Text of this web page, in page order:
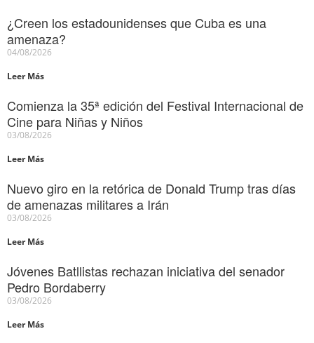
¿Creen los estadounidenses que Cuba es una
amenaza?
04/08/2026
Leer Más
Comienza la 35ª edición del Festival Internacional de
Cine para Niñas y Niños
03/08/2026
Leer Más
Nuevo giro en la retórica de Donald Trump tras días
de amenazas militares a Irán
03/08/2026
Leer Más
Jóvenes Batllistas rechazan iniciativa del senador
Pedro Bordaberry
03/08/2026
Leer Más